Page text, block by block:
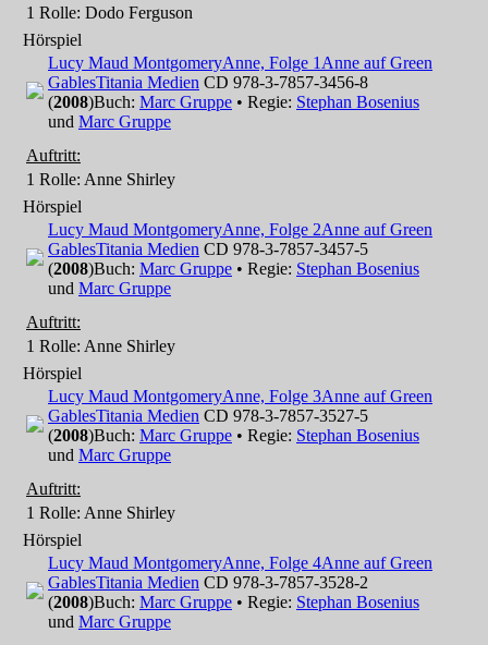
1 Rolle: Dodo Ferguson
Hörspiel
Lucy Maud MontgomeryAnne, Folge 1 Anne auf Green
GablesTitania Medien CD 978-3-7857-3456-8
(2008)Buch: Marc Gruppe • Regie: Stephan Bosenius
und Marc Gruppe
Auftritt:
1 Rolle: Anne Shirley
Hörspiel
Lucy Maud MontgomeryAnne, Folge 2Anne auf Green
GablesTitania Medien CD 978-3-7857-3457-5
(2008)Buch: Marc Gruppe • Regie: Stephan Bosenius
und Marc Gruppe
Auftritt:
1 Rolle: Anne Shirley
Hörspiel
Lucy Maud MontgomeryAnne, Folge 3Anne auf Green
GablesTitania Medien CD 978-3-7857-3527-5
(2008)Buch: Marc Gruppe • Regie: Stephan Bosenius
und Marc Gruppe
Auftritt:
1 Rolle: Anne Shirley
Hörspiel
Lucy Maud MontgomeryAnne, Folge 4Anne auf Green
GablesTitania Medien CD 978-3-7857-3528-2
(2008)Buch: Marc Gruppe • Regie: Stephan Bosenius
und Marc Gruppe